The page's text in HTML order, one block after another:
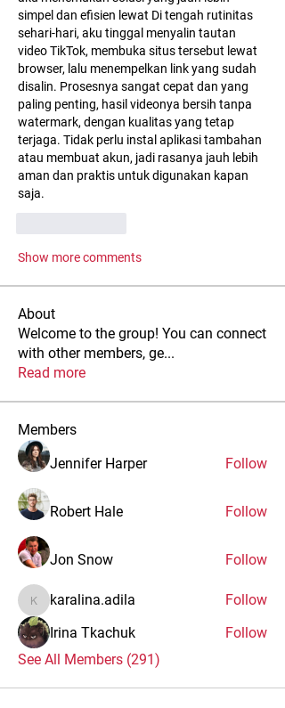
simpel dan efisien lewat Di tengah rutinitas
sehari-hari, aku tinggal menyalin tautan
video TikTok, membuka situs tersebut lewat
browser, lalu menempelkan link yang sudah
disalin. Prosesnya sangat cepat dan yang
paling penting, hasil videonya bersih tanpa
watermark, dengan kualitas yang tetap
terjaga. Tidak perlu instal aplikasi tambahan
atau membuat akun, jadi rasanya jauh lebih
aman dan praktis untuk digunakan kapan
saja.
Show more comments
About
Welcome to the group! You can connect
with other members, ge...
Read more
Members
Jennifer Harper
Follow
Robert Hale Follow
Jon Snow Follow
karalina.adila
karalina.adila
Follow
Irina Tkachuk
Follow
See All Members (291)